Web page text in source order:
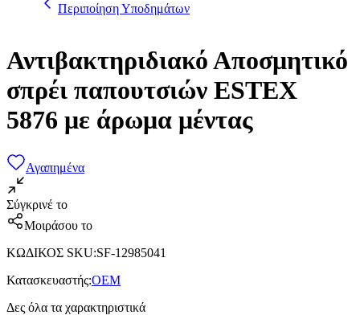
Περιποίηση Υποδημάτων
Αντιβακτηριδιακό Αποσμητικό
σπρέι παπουτσιών ESTEX
5876 με άρωμα μέντας
Αγαπημένα
Σύγκρινέ το
Μοιράσου το
ΚΩΔΙΚΟΣ SKU:SF-12985041
Κατασκευαστής:OEM
Δες όλα τα χαρακτηριστικά